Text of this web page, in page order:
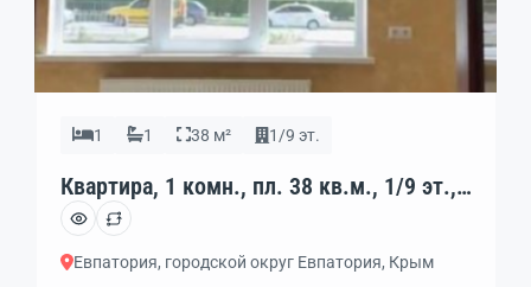
1 1 38 м² 1/9 эт.
Квартира, 1 комн., пл. 38 кв.м., 1/9 эт.,
код: 397497
Евпатория, городской округ Евпатория, Крым